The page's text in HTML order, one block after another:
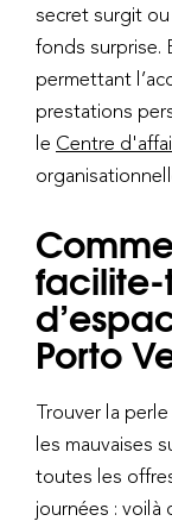
secret surgit
fonds surprise.
permettant
prestations
le Centre
Porto
Trouver la
les mauvaises
toutes les
journées : voilà